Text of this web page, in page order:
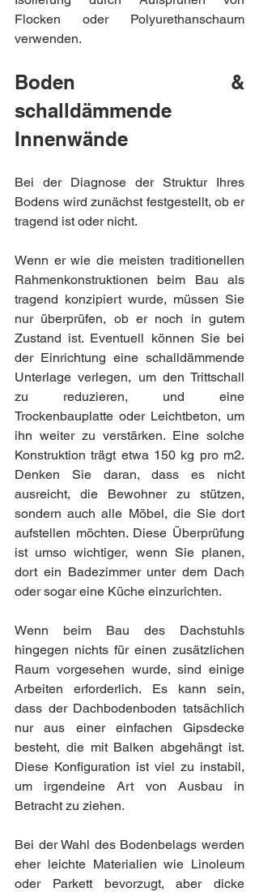
Flocken oder Polyurethanschaum
verwenden.
Boden &
schalldämmende
Innenwände
Bei der Diagnose der Struktur Ihres
Bodens wird zunächst festgestellt, ob er
tragend ist oder nicht.
Wenn er wie die meisten traditionellen
Rahmenkonstruktionen beim Bau als
tragend konzipiert wurde, müssen Sie
nur überprüfen, ob er noch in gutem
Zustand ist. Eventuell können Sie bei
der Einrichtung eine schalldämmende
Unterlage verlegen, um den Trittschall
zu reduzieren, und eine
Trockenbauplatte oder Leichtbeton, um
ihn weiter zu verstärken. Eine solche
Konstruktion trägt etwa 150 kg pro m2.
Denken Sie daran, dass es nicht
ausreicht, die Bewohner zu stützen,
sondern auch alle Möbel, die Sie dort
aufstellen möchten. Diese Überprüfung
ist umso wichtiger, wenn Sie planen,
dort ein Badezimmer unter dem Dach
oder sogar eine Küche einzurichten.
Wenn beim Bau des Dachstuhls
hingegen nichts für einen zusätzlichen
Raum vorgesehen wurde, sind einige
Arbeiten erforderlich. Es kann sein,
dass der Dachbodenboden tatsächlich
nur aus einer einfachen Gipsdecke
besteht, die mit Balken abgehängt ist.
Diese Konfiguration ist viel zu instabil,
um irgendeine Art von Ausbau in
Betracht zu ziehen.
Bei der Wahl des Bodenbelags werden
eher leichte Materialien wie Linoleum
oder Parkett bevorzugt, aber dicke